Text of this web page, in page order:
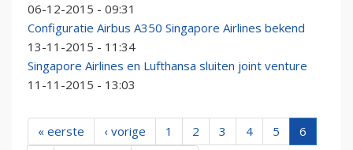
06-12-2015 - 09:31
Configuratie Airbus A350 Singapore Airlines bekend
13-11-2015 - 11:34
Singapore Airlines en Lufthansa sluiten joint venture
11-11-2015 - 13:03
« eerste ‹ vorige 1 2 3 4 5
6